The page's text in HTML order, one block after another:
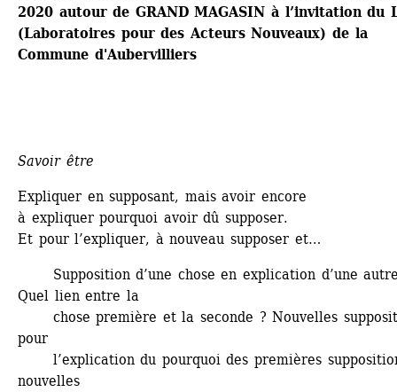
2020 autour de GRAND MAGASIN à l’invitation du
(Laboratoires pour des Acteurs Nouveaux) de la
Commune d'Aubervilliers
Savoir être
Expliquer en supposant, mais avoir encore
à expliquer pourquoi avoir dû supposer.
Et pour l’expliquer, à nouveau supposer et…
Supposition d’une chose en explication d’une
Quel lien entre la
chose première et la seconde ? Nouvelles
pour
l’explication du pourquoi des premières
nouvelles